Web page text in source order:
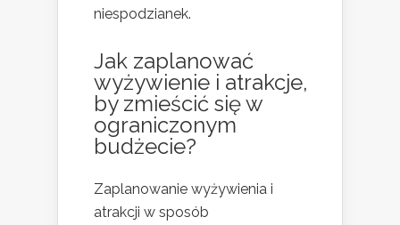
niespodzianek.
Jak zaplanować
wyżywienie i atrakcje,
by zmieścić się w
ograniczonym
budżecie?
Zaplanowanie wyżywienia i
atrakcji w sposób